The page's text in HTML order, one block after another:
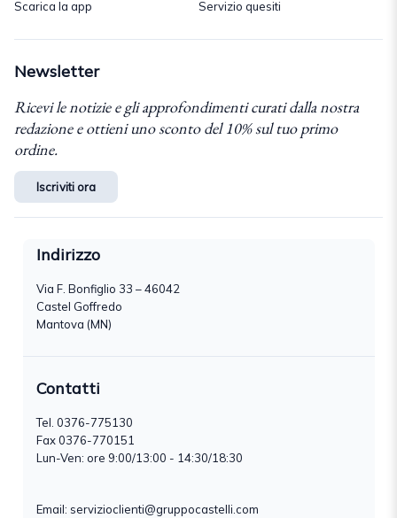
Scarica la app
Servizio quesiti
Newsletter
Ricevi le notizie e gli approfondimenti curati dalla nostra
redazione e ottieni uno sconto del 10% sul tuo primo
ordine.
Iscriviti ora
Indirizzo
Via F. Bonfiglio 33 – 46042
Castel Goffredo
Mantova (MN)
Contatti
Tel. 0376-775130
Fax 0376-770151
Lun-Ven: ore 9:00/13:00 - 14:30/18:30
Email: servizioclienti@gruppocastelli.com